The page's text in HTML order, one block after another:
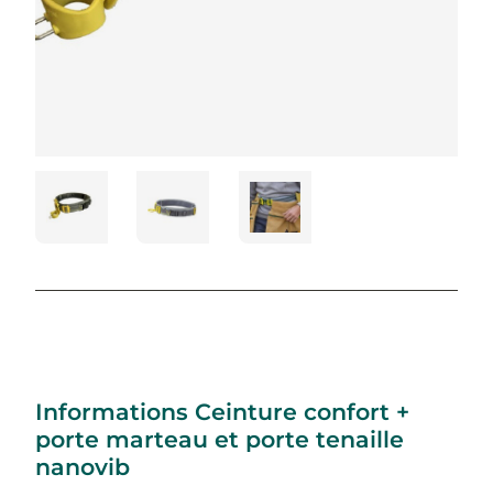
Informations Ceinture confort +
porte marteau et porte tenaille
nanovib